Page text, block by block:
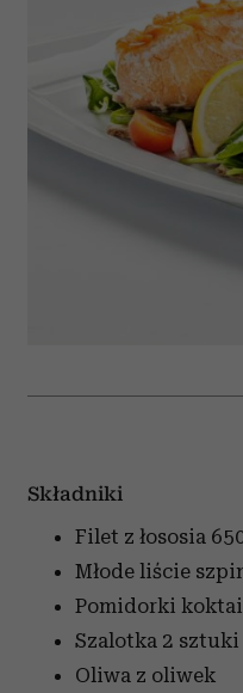
Składniki
Filet z łososia
Młode liście
Pomidorki
Szalotka 2 sztuki
Oliwa z oliwek